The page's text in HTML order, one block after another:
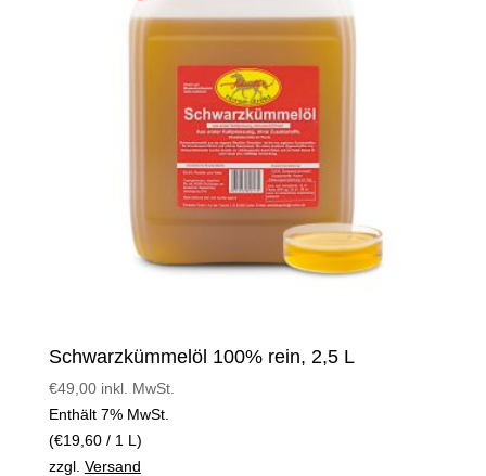
Schwarzkümmelöl 100% rein, 2,5 L
€49,00 inkl. MwSt.
Enthält 7% MwSt.
(€19,60/ 1 L)
zzgl. Versand